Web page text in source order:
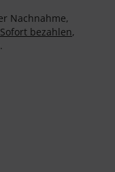
Nachnahme,
bezahlen,